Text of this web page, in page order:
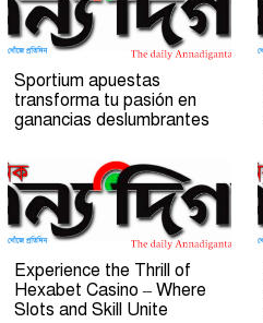
Sportium apuestas
transforma tu pasión en
ganancias deslumbrantes
Experience the Thrill of
Hexabet Casino – Where
Slots and Skill Unite